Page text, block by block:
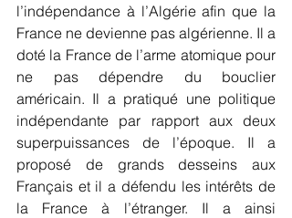
l’indépendance à l’Algérie afin que la
France ne devienne pas algérienne. Il a
doté la France de l’arme atomique pour
ne pas dépendre du bouclier
américain. Il a pratiqué une politique
indépendante par rapport aux deux
superpuissances de l’époque. Il a
proposé de grands desseins aux
Français et il a défendu les intérêts de
la France à l’étranger. Il a ainsi